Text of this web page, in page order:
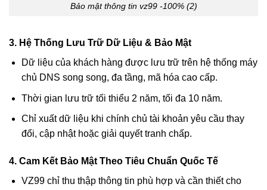
Bảo mật thông tin vz99 -100% (2)
3. Hệ Thống Lưu Trữ Dữ Liệu & Bảo Mật
Dữ liệu của khách hàng được lưu trữ trên hệ thống máy
chủ DNS song song, đa tầng, mã hóa cao cấp.
Thời gian lưu trữ tối thiểu 2 năm, tối đa 10 năm.
Chỉ xuất dữ liệu khi chính chủ tài khoản yêu cầu thay
đổi, cập nhật hoặc giải quyết tranh chấp.
4. Cam Kết Bảo Mật Theo Tiêu Chuẩn Quốc Tế
VZ99 chỉ thu thập thông tin phù hợp và cần thiết cho